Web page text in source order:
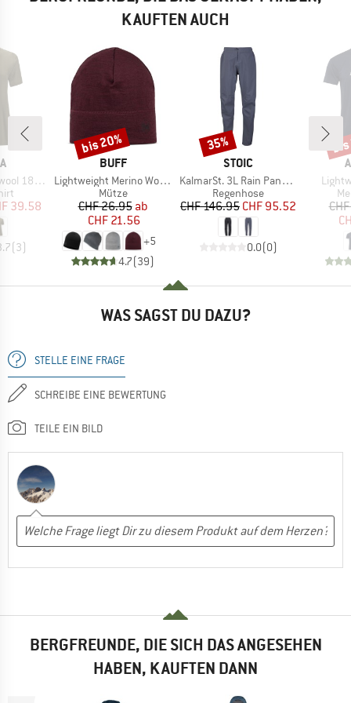
KAUFTEN AUCH
Fit Tee W
Preis
39.58
(3)
MARKE
BUFF
Artikel
Lightweight Merino Wool Hat
Produktgruppe
Mütze
Preis
CHF 26.95reduzierter Preis
ab
CHF 21.56
+5
4.7(39)
Rabatt
bis 20%
MARKE
STOIC
Artikel
KalmarSt. 3L Rain Pants II
Produktgruppe
Regenhose
Preis
CHF 146.95reduzierter Preis
CHF 95.52
0.0(0)
Rabatt
35%
Artikel
WAS SAGST DU DAZU?
STELLE EINE FRAGE
SCHREIBE EINE BEWERTUNG
TEILE EIN BILD
BERGFREUNDE, DIE SICH DAS ANGESEHEN
HABEN, KAUFTEN DANN